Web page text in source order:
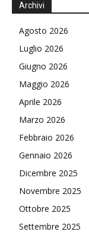
Archivi
Agosto 2026
Luglio 2026
Giugno 2026
Maggio 2026
Aprile 2026
Marzo 2026
Febbraio 2026
Gennaio 2026
Dicembre 2025
Novembre 2025
Ottobre 2025
Settembre 2025